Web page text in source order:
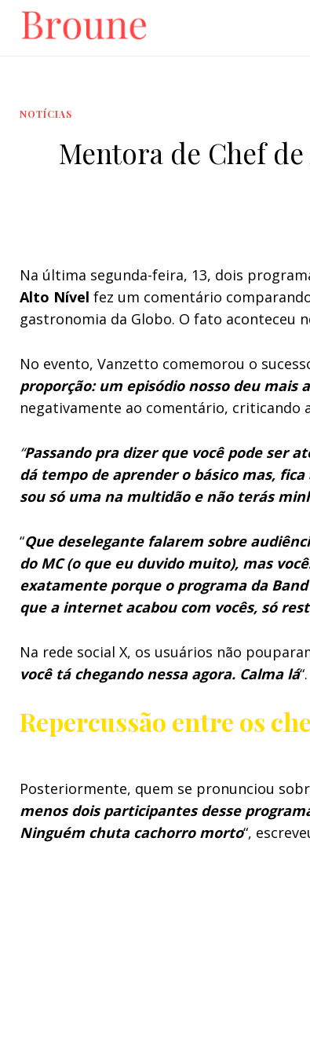
NOTÍCIAS
Mentora de Chef
Na última segunda-feira, 13, dois
Alto Nível fez um comentário
gastronomia da Globo. O fato aconteceu
No evento, Vanzetto comemorou o
proporção: um episódio nosso deu mais
negativamente ao comentário, criticando
“Passando pra dizer que você pode ser
dá tempo de aprender o básico mas,
sou só uma na multidão e não terás
“Que deselegante falarem sobre
do MC (o que eu duvido muito), mas
exatamente porque o programa da
que a internet acabou com vocês, só
Na rede social X, os usuários não
você tá chegando nessa agora. Calma lá“.
Repercussão entre os
Posteriormente, quem se pronunciou
menos dois participantes desse
Ninguém chuta cachorro morto“,